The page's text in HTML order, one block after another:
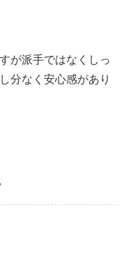
が派手ではなくしっ
分なく安心感があり